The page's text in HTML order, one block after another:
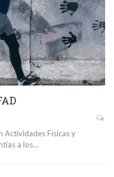
Actividades Físicas y
a los…